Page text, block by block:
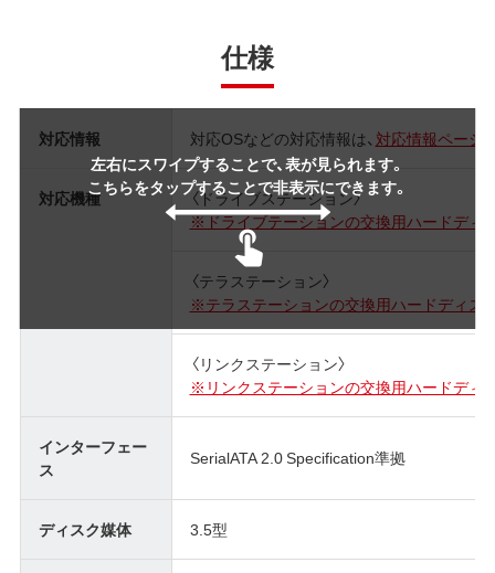
仕様
左右にスワイプすることで、表が見られます。
こちらをタップすることで非表示にできます。
対応情報 対応OSなどの対応情報は、 対応情報ページ
対応機種
〈ドライブステーション〉
※ドライブテーションの交換用ハードディ
〈テラステーション〉
※テラステーションの交換用ハードディス
〈リンクステーション〉
※リンクステーションの交換用ハードディ
インターフェー
ス
SerialATA 2.0 Specification準拠
ディスク媒体 3.5型